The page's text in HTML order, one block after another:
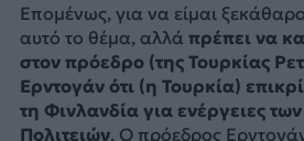
Επομένως, για να είμαι
αυτό το θέμα, αλλά πρέπει να
στον πρόεδρο (της Τουρκίας
Ερντογάν ότι (η Τουρκία)
τη Φινλανδία για ενέργειες
Πολιτειών. Ο πρόεδρος